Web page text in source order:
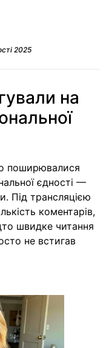
2025
на
поширювалися
єдності —
Під трансляцією
коментарів,
швидке читання
не встигав